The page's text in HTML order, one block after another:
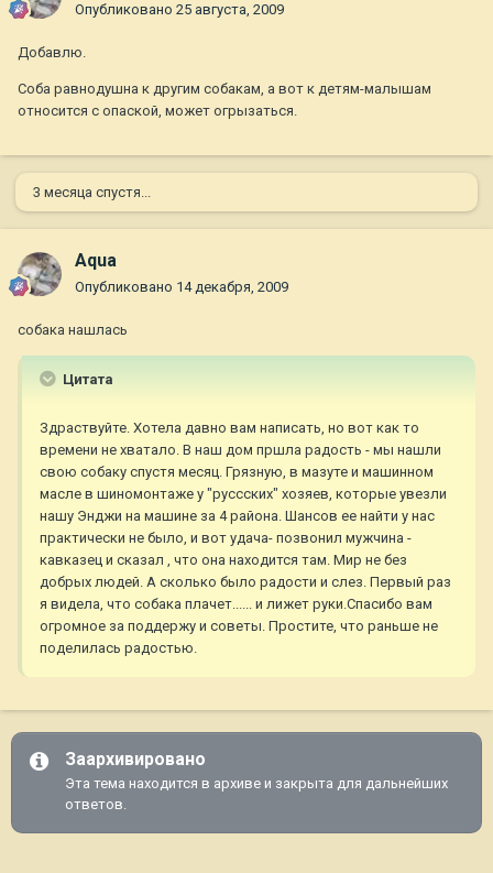
Опубликовано 25 августа, 2009
Добавлю.
Соба равнодушна к другим собакам, а вот к детям-малышам
относится с опаской, может огрызаться.
3 месяца спустя...
Aqua
Опубликовано 14 декабря, 2009
собака нашлась
Цитата
Здраствуйте. Хотела давно вам написать, но вот как то
времени не хватало. В наш дом пршла радость - мы нашли
свою собаку спустя месяц. Грязную, в мазуте и машинном
масле в шиномонтаже у "руссских" хозяев, которые увезли
нашу Энджи на машине за 4 района. Шансов ее найти у нас
практически не было, и вот удача- позвонил мужчина -
кавказец и сказал , что она находится там. Мир не без
добрых людей. А сколько было радости и слез. Первый раз
я видела, что собака плачет...... и лижет руки.Спасибо вам
огромное за поддержу и советы. Простите, что раньше не
поделилась радостью.
Заархивировано
Эта тема находится в архиве и закрыта для дальнейших
ответов.